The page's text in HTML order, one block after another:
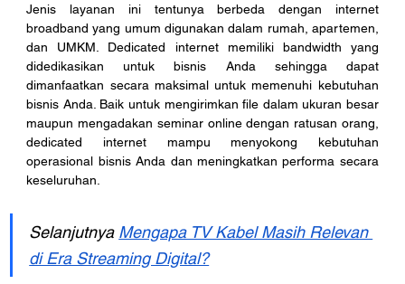
Jenis layanan ini tentunya berbeda dengan internet
broadband yang umum digunakan dalam rumah, apartemen,
dan UMKM. Dedicated internet memiliki bandwidth yang
didedikasikan untuk bisnis Anda sehingga dapat
dimanfaatkan secara maksimal untuk memenuhi kebutuhan
bisnis Anda. Baik untuk mengirimkan file dalam ukuran besar
maupun mengadakan seminar online dengan ratusan orang,
dedicated internet mampu menyokong kebutuhan
operasional bisnis Anda dan meningkatkan performa secara
keseluruhan.
Selanjutnya Mengapa TV Kabel Masih Relevan
di Era Streaming Digital?